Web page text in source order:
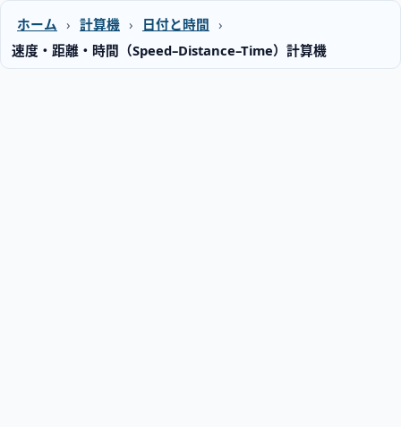
ホーム › 計算機 › 日付と時間 ›
速度・距離・時間（Speed–Distance–Time）計算機